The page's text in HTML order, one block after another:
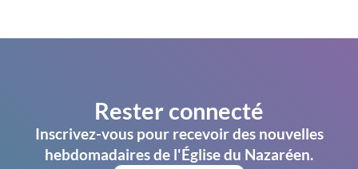
Rester connecté
Inscrivez-vous pour recevoir des nouvelles
hebdomadaires de l'Église du Nazaréen.